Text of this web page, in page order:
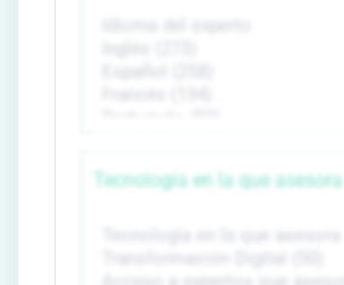
Tecnología en la que asesora